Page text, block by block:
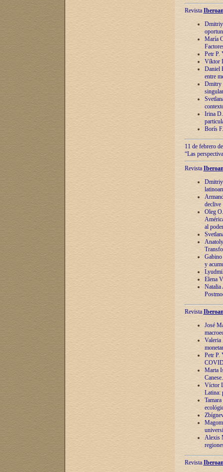
Revista
Dmitriy
María
Petr P.
Víktor
Daniel
entre
Dmitry
Irina
Borís
11 de febrero
“Las
Revista
Dmitriy
declive
Oleg
al poder
y
Elena
Natalia
Revista
José
Valeria
Petr P.
Marta
Víctor
Latina:
Alexis
Revista